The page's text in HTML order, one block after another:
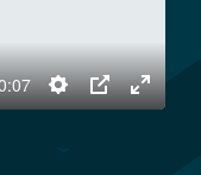
Settings
PIP
Enter